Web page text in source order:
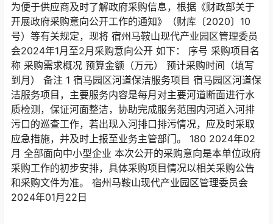
为便于供应商及时了解政府采购信息，根据《财政部关于
开展政府采购意向公开工作的通知》（财库〔2020〕10
号）等有关规定，现将 宿州马鞍山现代产业园区管理委员
会2024年1月至2月采购意向公开 如下： 序号 采购项目名
称 采购需求概况 预算金额（万元） 预计采购时间（填写
到月） 备注 1 宿马园区河道保洁服务项目 宿马园区河道保
洁服务项目，主要服务内容是每月对主要河道断面进行水
质检测，保证河面整洁，协助完成服务范围内河道入河排
污口的巡查工作，若出现入河排口排污情况，应及时采取
应急措施，并及时上报至业务主管部门。 180 2024年02
月 全部面向中小型企业 本次公开的采购意向是本单位政府
采购工作的初步安排，具体采购项目情况以相关采购公告
和采购文件为准。 宿州马鞍山现代产业园区管理委员会
2024年01月22日